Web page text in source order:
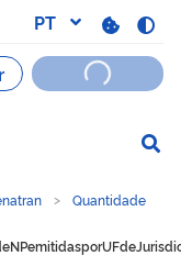
Quantidade